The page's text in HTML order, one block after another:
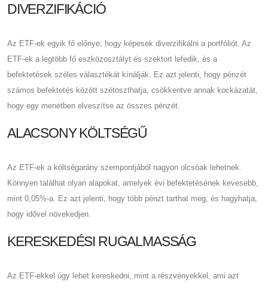
DIVERZIFIKÁCIÓ
Az ETF-ek egyik fő előnye, hogy képesek diverzifikálni a portfóliót. Az
ETF-ek a legtöbb fő eszközosztályt és szektort lefedik, és a
befektetések széles választékát kínálják. Ez azt jelenti, hogy pénzét
számos befektetés között szétoszthatja, csökkentve annak kockázatát,
hogy egy menetben elveszítse az összes pénzét.
ALACSONY KÖLTSÉGŰ
Az ETF-ek a költségarány szempontjából nagyon olcsóak lehetnek.
Könnyen találhat olyan alapokat, amelyek évi befektetésének kevesebb,
mint 0,05%-a. Ez azt jelenti, hogy több pénzt tarthat meg, és hagyhatja,
hogy idővel növekedjen.
KERESKEDÉSI RUGALMASSÁG
Az ETF-ekkel úgy lehet kereskedni, mint a részvényekkel, ami azt